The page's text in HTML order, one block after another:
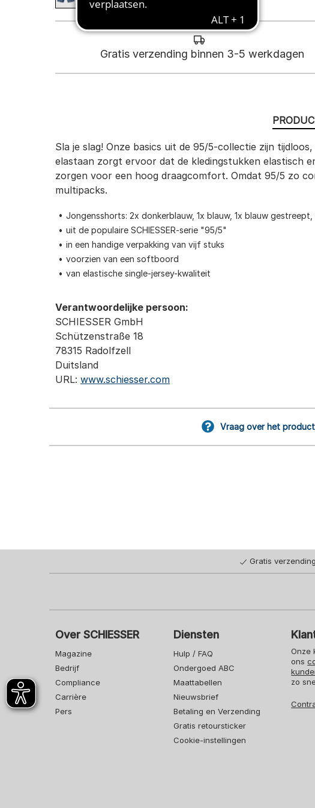
Gratis verzending binnen 3-5 werkdagen
Sla je slag! Onze basics uit de 95/5-collectie zijn
elastaan zorgt ervoor dat de kledingstukken elastisch
zorgen voor een hoog draagcomfort. Omdat 95/5 zo
multipacks.
Jongensshorts: 2x donkerblauw, 1x blauw, 1x blauw
uit de populaire SCHIESSER-serie "95/5"
in een handige verpakking van vijf stuks
voorzien van een softboord
van elastische single-jersey-kwaliteit
Verantwoordelijke persoon:
SCHIESSER GmbH
Schützenstraße 18
78315 Radolfzell
Duitsland
URL: www.schiesser.com
Vraag over het
Gratis verzending
Over SCHIESSER
Magazine
Bedrijf
Compliance
Carrière
Pers
Diensten
Hulp / FAQ
Ondergoed ABC
Maattabellen
Nieuwsbrief
Betaling en Verzending
Gratis retoursticker
Cookie-instellingen
Onze
ons
zo